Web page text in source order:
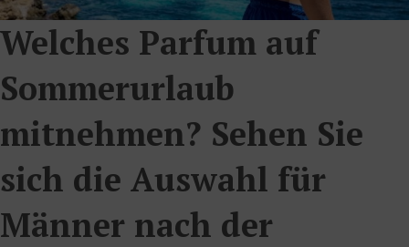
Welches Parfum auf
Sommerurlaub
mitnehmen? Sehen Sie
sich die Auswahl für
Männer nach der